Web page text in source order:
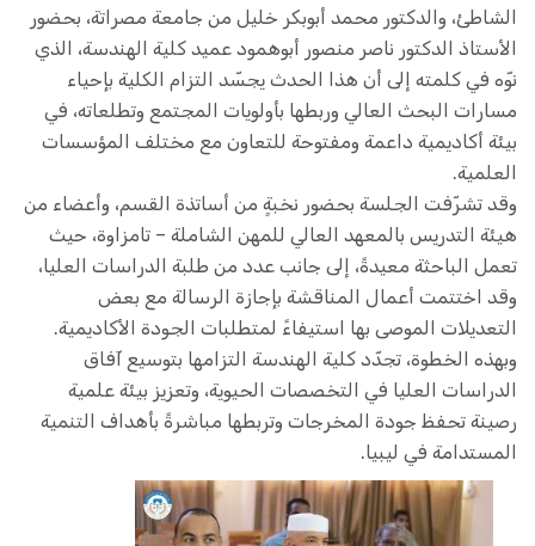
الشاطئ، والدكتور محمد أبوبكر خليل من جامعة مصراتة، بحضور
الأستاذ الدكتور ناصر منصور أبوهمود عميد كلية الهندسة، الذي
نوّه في كلمته إلى أن هذا الحدث يجسّد التزام الكلية بإحياء
مسارات البحث العالي وربطها بأولويات المجتمع وتطلعاته، في
بيئة أكاديمية داعمة ومفتوحة للتعاون مع مختلف المؤسسات
العلمية.
وقد تشرّفت الجلسة بحضور نخبةٍ من أساتذة القسم، وأعضاء من
هيئة التدريس بالمعهد العالي للمهن الشاملة – تامزاوة، حيث
تعمل الباحثة معيدةً، إلى جانب عدد من طلبة الدراسات العليا،
وقد اختتمت أعمال المناقشة بإجازة الرسالة مع بعض
التعديلات الموصى بها استيفاءً لمتطلبات الجودة الأكاديمية.
وبهذه الخطوة، تجدّد كلية الهندسة التزامها بتوسيع آفاق
الدراسات العليا في التخصصات الحيوية، وتعزيز بيئة علمية
رصينة تحفظ جودة المخرجات وتربطها مباشرةً بأهداف التنمية
المستدامة في ليبيا.